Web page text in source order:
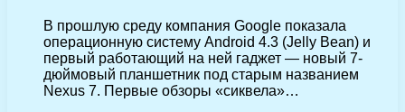
В прошлую среду компания Google показала
операционную систему Android 4.3 (Jelly Bean) и
первый работающий на ней гаджет — новый 7-
дюймовый планшетник под старым названием
Nexus 7. Первые обзоры «сиквела»…